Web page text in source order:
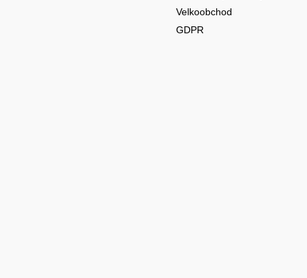
Velkoobchod
GDPR